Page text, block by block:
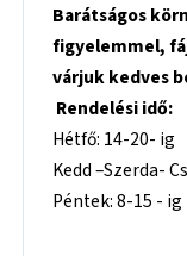
Barátságos
figyelemmel,
várjuk kedves
Rendelési idő:
Hétfő: 14-20- ig
Kedd –Szerda-
Péntek: 8-15 - ig